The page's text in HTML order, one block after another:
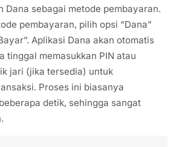
Dana sebagai metode pembayaran.
pembayaran, pilih opsi “Dana”
Aplikasi Dana akan otomatis
tinggal memasukkan PIN atau
jari (jika tersedia) untuk
Proses ini biasanya
detik, sehingga sangat